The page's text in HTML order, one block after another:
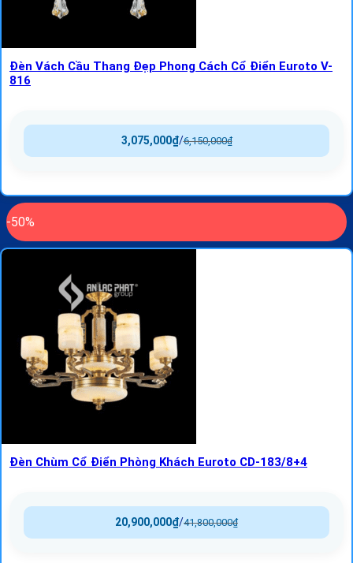
Đèn Vách Cầu Thang Đẹp Phong Cách Cổ Điển Euroto V-
816
6,150,000₫
/
3,075,000₫
-50%
Đèn Chùm Cổ Điển Phòng Khách Euroto CD-183/8+4
41,800,000₫
/
20,900,000₫